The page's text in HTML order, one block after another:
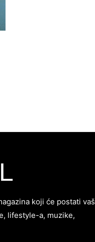
koji će postati vaš
lifestyle-a, muzike,